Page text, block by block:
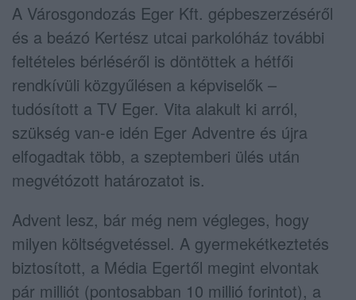
A Városgondozás Eger Kft. gépbeszerzéséről
és a beázó Kertész utcai parkolóház további
feltételes bérléséről is döntöttek a hétfői
rendkívüli közgyűlésen a képviselők –
tudósított a TV Eger. Vita alakult ki arról,
szükség van-e idén Eger Adventre és újra
elfogadtak több, a szeptemberi ülés után
megvétózott határozatot is.
Advent lesz, bár még nem végleges, hogy
milyen költségvetéssel. A gyermekétkeztetés
biztosított, a Média Egertől megint elvontak
pár milliót (pontosabban 10 millió forintot), a